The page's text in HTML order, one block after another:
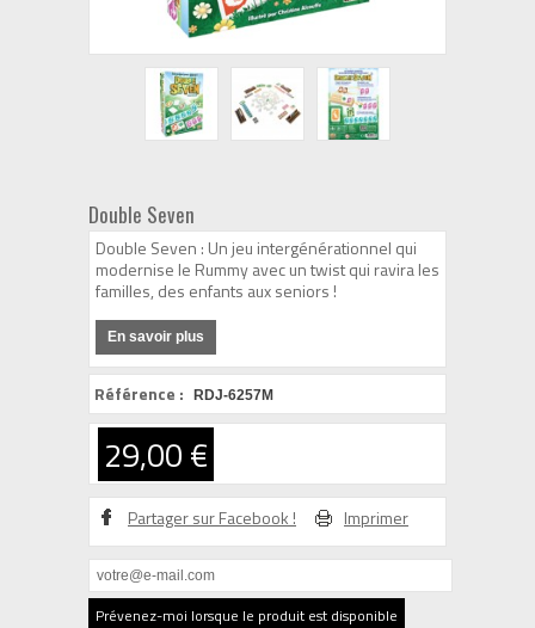
Double Seven
Double Seven : Un jeu intergénérationnel qui
modernise le Rummy avec un twist qui ravira les
familles, des enfants aux seniors !
En savoir plus
Référence : RDJ-6257M
29,00 €
Partager sur Facebook ! Imprimer
Prévenez-moi lorsque le produit est disponible